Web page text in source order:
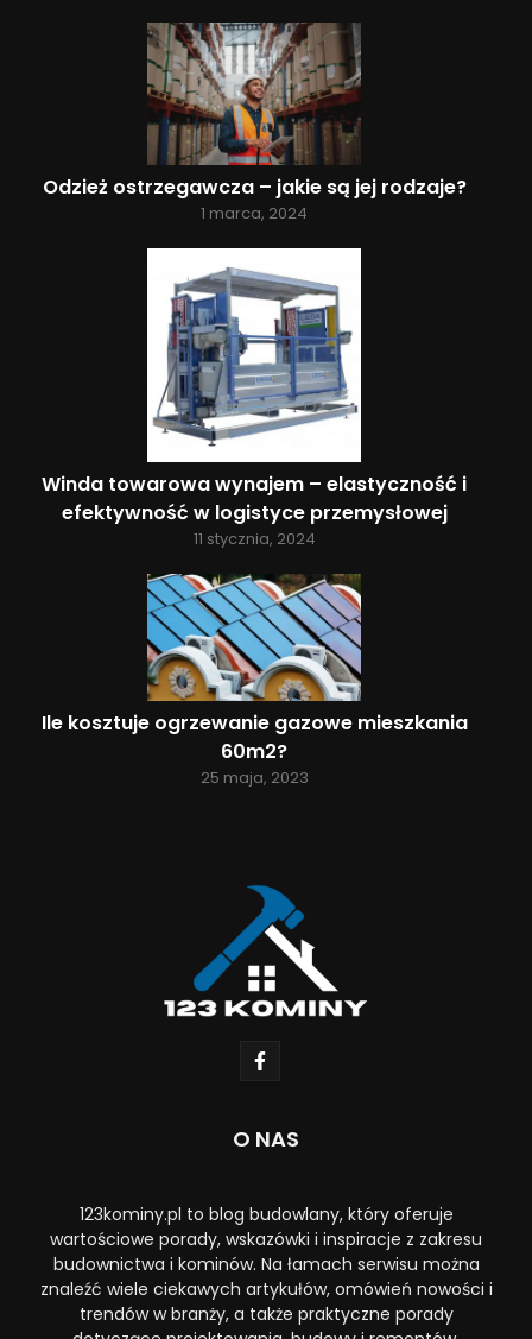
Odzież ostrzegawcza – jakie są jej rodzaje?
1 marca, 2024
Winda towarowa wynajem – elastyczność i
efektywność w logistyce przemysłowej
11 stycznia, 2024
Ile kosztuje ogrzewanie gazowe mieszkania
60m2?
25 maja, 2023
O NAS
123kominy.pl to blog budowlany, który oferuje
wartościowe porady, wskazówki i inspiracje z zakresu
budownictwa i kominów. Na łamach serwisu można
znaleźć wiele ciekawych artykułów, omówień nowości i
trendów w branży, a także praktyczne porady